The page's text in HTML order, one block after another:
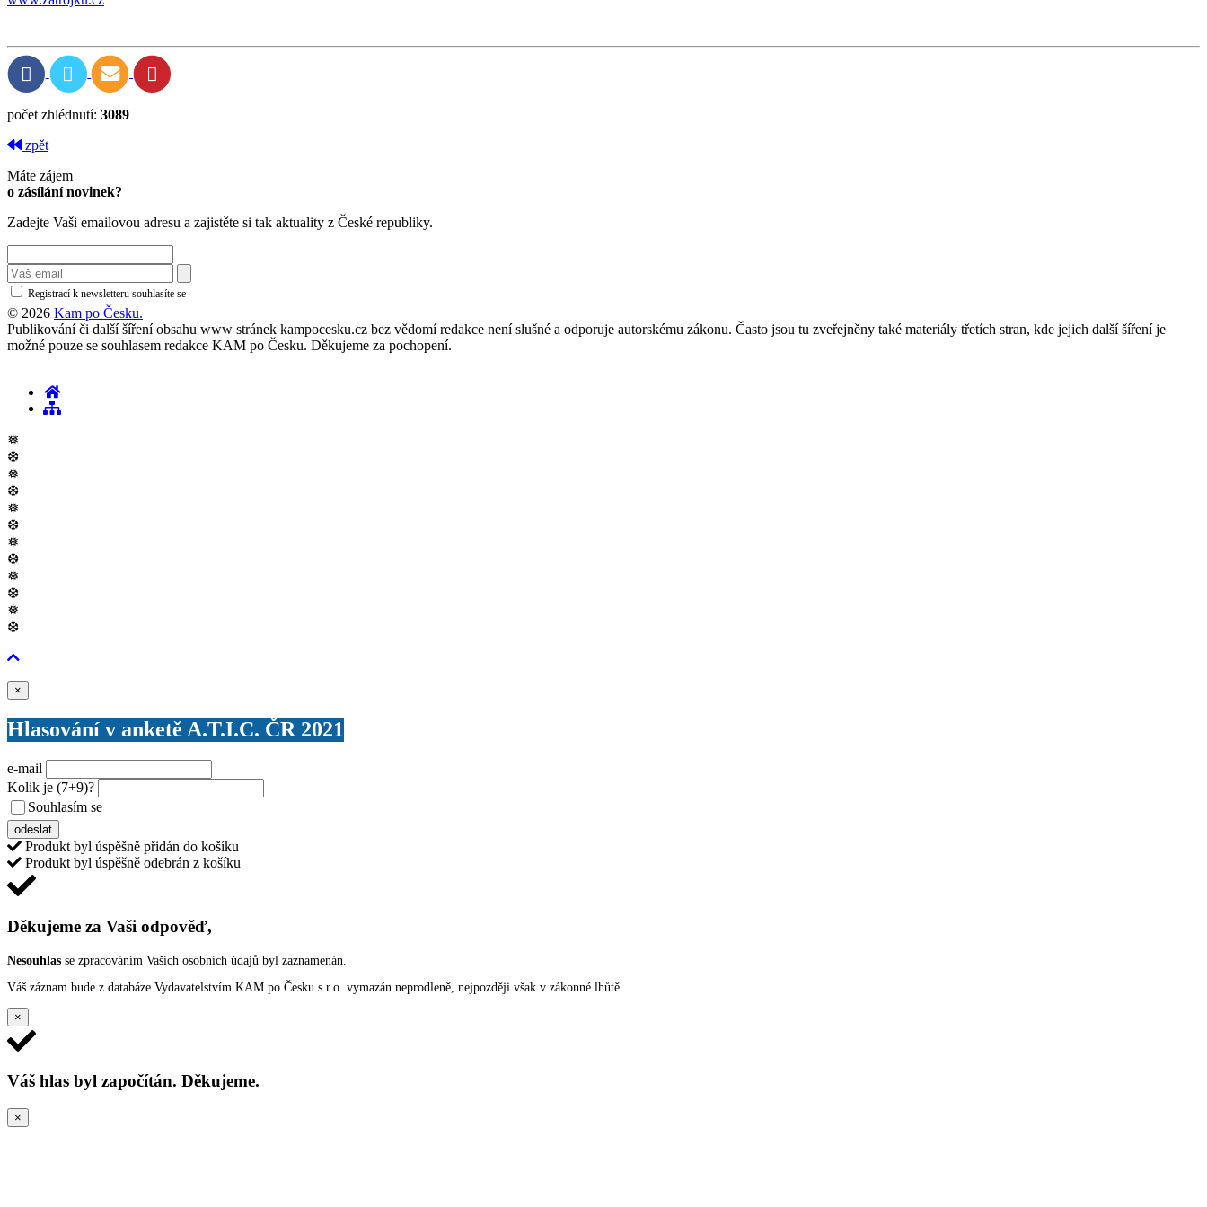
počet zhlédnutí: 3089
zpět
Máte zájem
o zásílání novinek?
Zadejte Vaši emailovou adresu a zajistěte si tak aktuality z České republiky.
Registrací k newsletteru souhlasíte se
© 2026 Kam po Česku.
Publikování či další šíření obsahu www stránek kampocesku.cz bez vědomí redakce není slušné a odporuje autorskému zákonu. Často jsou tu zveřejněny také materiály třetích stran, kde jejich další šíření je
možné pouze se souhlasem redakce KAM po Česku. Děkujeme za pochopení.
❅
❆
❅
❆
❅
❆
❅
❆
❅
❆
❅
❆
×
Hlasování v anketě A.T.I.C. ČR 2021
e-mail
Kolik je (7+9)?
Souhlasím se
odeslat
Produkt byl úspěšně přidán do košíku
Produkt byl úspěšně odebrán z košíku
Děkujeme za Vaši odpověď,
Nesouhlas se zpracováním Vašich osobních údajů byl zaznamenán.
Váš záznam bude z databáze Vydavatelstvím KAM po Česku s.r.o. vymazán neprodleně, nejpozději však v zákonné lhůtě.
×
Váš hlas byl započítán. Děkujeme.
×